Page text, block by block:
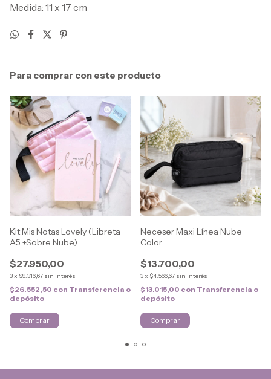
Medida: 11 x 17 cm
Para comprar con este producto
Kit Mis Notas Lovely (Libreta
A5 +Sobre Nube)
$27.950,00
3x $9.316,67 sin interés
$26.552,50 con Transferencia o
depósito
Neceser Maxi Línea Nube
Color
$13.700,00
3x $4.566,67 sin interés
$13.015,00 con Transferencia o
depósito